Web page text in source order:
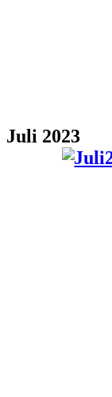
Juli 2023